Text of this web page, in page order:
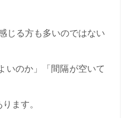
じる方も多いのではない
いのか」「間隔が空いて
ます。